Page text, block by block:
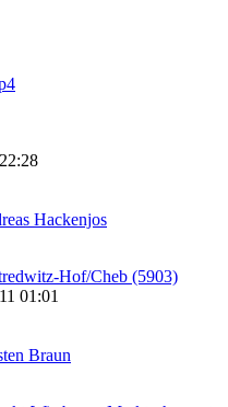
Hackenjos
Hof/Cheb (5903)
01:01
Braun